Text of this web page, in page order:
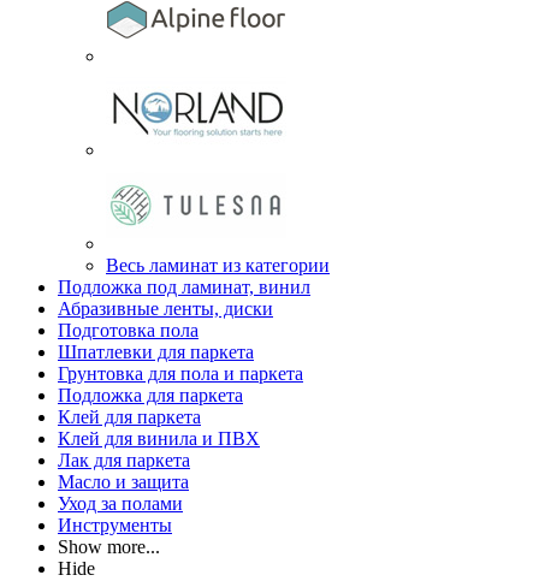
Весь ламинат из категории
Подложка под ламинат, винил
Абразивные ленты, диски
Подготовка пола
Шпатлевки для паркета
Грунтовка для пола и паркета
Подложка для паркета
Клей для паркета
Клей для винила и ПВХ
Лак для паркета
Масло и защита
Уход за полами
Инструменты
Show more...
Hide